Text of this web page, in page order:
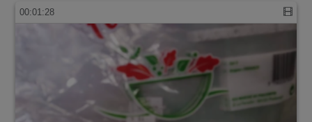
00:01:28